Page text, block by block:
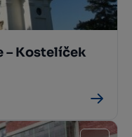
– Kostelíček